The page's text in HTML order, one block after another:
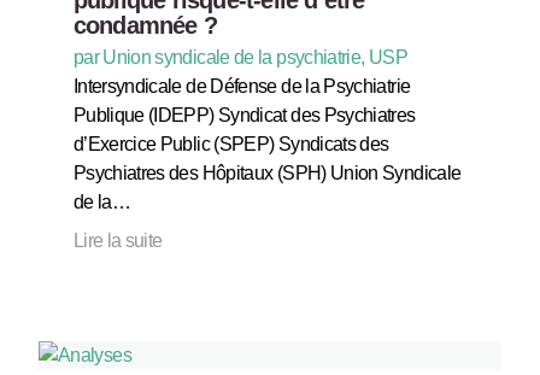
condamnée ?
par Union syndicale de la psychiatrie, USP
Intersyndicale de Défense de la Psychiatrie
Publique (IDEPP) Syndicat des Psychiatres
d’Exercice Public (SPEP) Syndicats des
Psychiatres des Hôpitaux (SPH) Union Syndicale
de la…
Lire la suite